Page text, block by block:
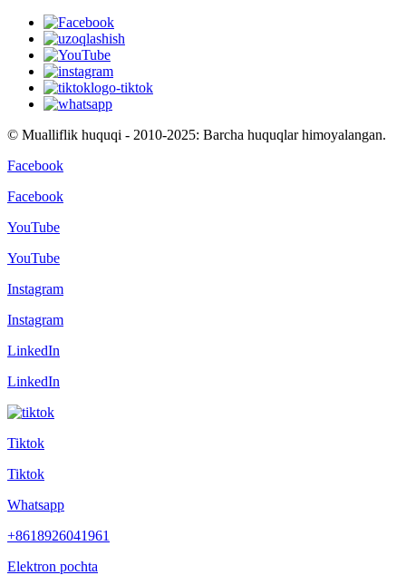
© Mualliflik huquqi - 2010-2025: Barcha huquqlar himoyalangan.
Facebook
Facebook
YouTube
YouTube
Instagram
Instagram
LinkedIn
LinkedIn
Tiktok
Tiktok
Whatsapp
+8618926041961
Elektron pochta